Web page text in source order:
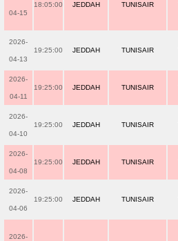
04-15
18:05:00 JEDDAH TUNISAIR
2026-
04-13
19:25:00 JEDDAH TUNISAIR
2026-
04-11
19:25:00 JEDDAH TUNISAIR
2026-
04-10
19:25:00 JEDDAH TUNISAIR
2026-
04-08
19:25:00 JEDDAH TUNISAIR
2026-
04-06
19:25:00 JEDDAH TUNISAIR
2026-